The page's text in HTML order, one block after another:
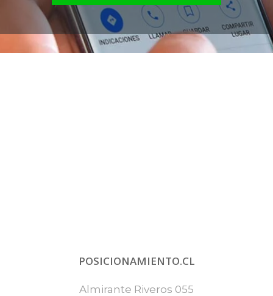
POSICIONAMIENTO.CL
Almirante Riveros 055